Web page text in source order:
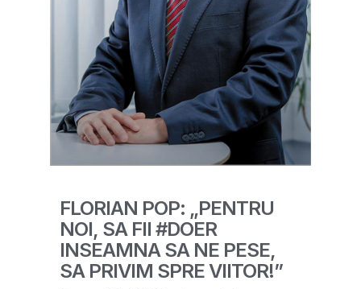
FLORIAN POP: „PENTRU
NOI, SA FII #DOER
INSEAMNA SA NE PESE,
SA PRIVIM SPRE VIITOR!”